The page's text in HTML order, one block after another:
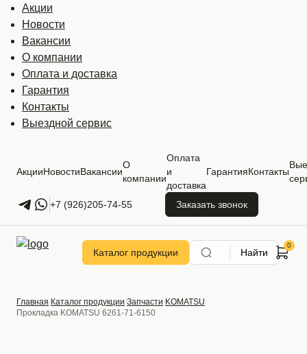
Акции
Новости
Вакансии
О компании
Оплата и доставка
Гарантия
Контакты
Выездной сервис
АкцииНовостиВакансии
О
компании
Оплата
и
доставка
ГарантияКонтакты
+7 (926)205-74-55 Заказать звонок
Каталог продукции Найти
Главная Каталог продукции Запчасти KOMATSU
Прокладка KOMATSU 6261-71-6150